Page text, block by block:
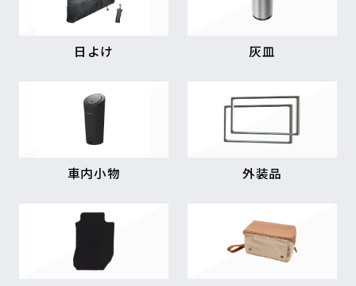
日よけ 灰皿
車内小物 外装品